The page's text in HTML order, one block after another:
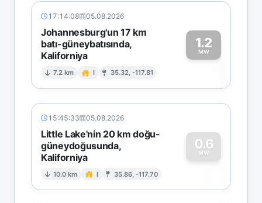
17:14:08 05.08.2026
Johannesburg'un 17 km
batı-güneybatısında,
Kaliforniya
7.2 km I 35.32, -117.81
1.2
MW
1
15:45:33 05.08.2026
Little Lake'nin 20 km doğu-
güneydoğusunda,
Kaliforniya
10.0 km I 35.86, -117.70
0.6
MW
0